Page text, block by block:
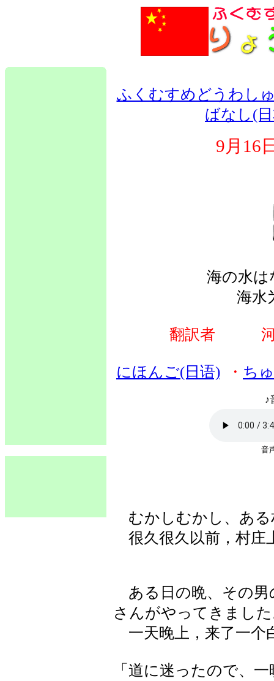
ふくむすめどうわし
ばなし(
9月16
海の水は
海水
翻訳者 河
にほんご(日语) ・ ち
♪
むかしむかし、ある
很久很久以前，村庄
ある日の晩、その男
さんがやってきまし
一天晚上，来了一个
「道に迷ったので、